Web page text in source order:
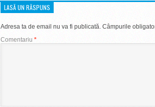
LASĂ UN RĂSPUNS
Adresa ta de email nu va fi publicată. Câmpurile
Comentariu *